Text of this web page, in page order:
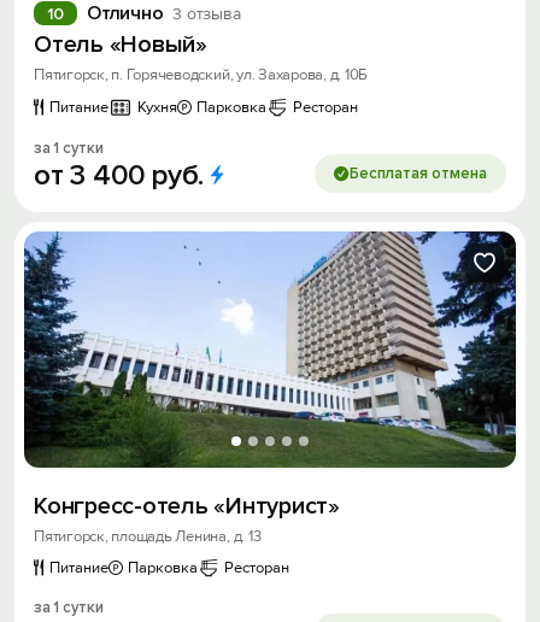
Отлично 3 отзыва
10
Отель «Новый»
Пятигорск, п. Горячеводский, ул. Захарова, д. 10Б
Питание
Кухня Парковка Ресторан
за 1 сутки
от3 400 руб. Бесплатая отмена
Конгресс-отель «Интурист»
Пятигорск, площадь Ленина, д. 13
Питание
Парковка Ресторан
за 1 сутки